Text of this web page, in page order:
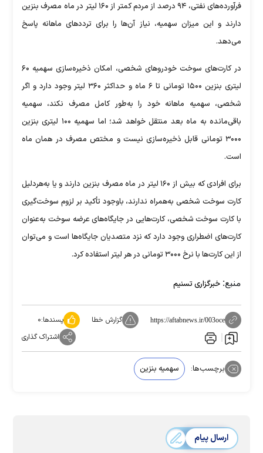
فرآورده‌های نفتی، ۹۴ درصد از مردم کمتر از ۱۶۰ لیتر در ماه مصرف بنزین
دارند و این میزان سهمیه، نیاز آن‌ها را برای تردد‌های ماهانه پاسخ
می‌دهد.
در کارت‌های سوخت خودرو‌های شخصی، امکان ذخیره‌سازی سهمیه ۶۰
لیتری بنزین ۱۵۰۰ تومانی تا ۶ ماه و حداکثر ۳۶۰ لیتر وجود دارد و اگر
شخصی، سهمیه ماهانه خود را به‌طور کامل مصرف نکند، سهمیه
باقی‌مانده به ماه بعد منتقل خواهد شد؛ اما سهمیه ۱۰۰ لیتری بنزین
۳۰۰۰ تومانی قابل ذخیره‌سازی نیست و مختص مصرف در همان ماه
است.
برای افرادی که بیش از ۱۶۰ لیتر در ماه مصرف بنزین دارند و یا به‌هردلیل
کارت سوخت شخصی به‌همراه ندارند، با‌وجود تأکید بر لزوم سوخت‌گیری
با کارت سوخت شخصی، کارت‌هایی در جایگاه‌های عرضه سوخت به‌عنوان
کارت‌های اضطراری وجود دارد که نزد متصدیان جایگاه‌ها است و می‌توان
از این کارت‌ها با نرخ ۳۰۰۰ تومانی در هر لیتر استفاده کرد.
منبع: خبرگزاری تسنیم
https://aftabnews.ir/003oce گزارش خطا پسندها:۰
اشتراک گذاری
برچسب‌ها: سهمیه بنزین
ارسال پیام